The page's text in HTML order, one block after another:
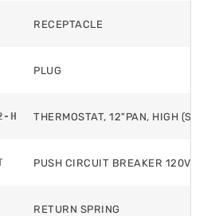
RECEPTACLE
PLUG
H THERMOSTAT, 12"PAN, HIGH
PUSH CIRCUIT BREAKER 120V/
RETURN SPRING